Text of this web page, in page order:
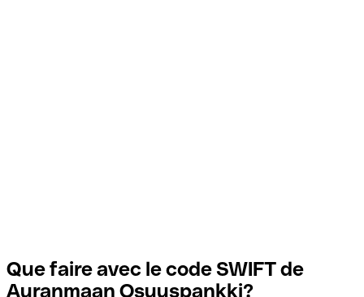
Que faire avec le code SWIFT de
Auranmaan Osuuspankki?